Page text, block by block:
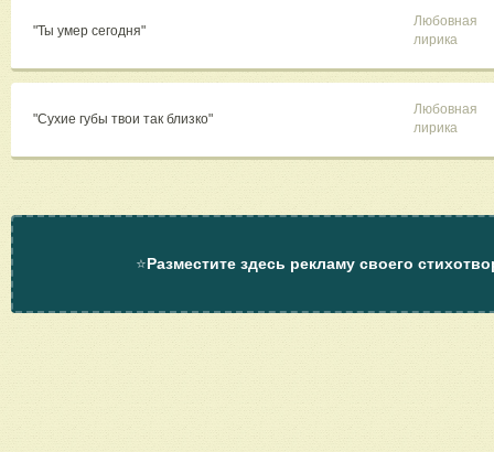
"Ты умер сегодня"
Любовная
лирика
"Сухие губы твои так близко"
Любовная
лирика
⭐Разместите здесь рекламу своего